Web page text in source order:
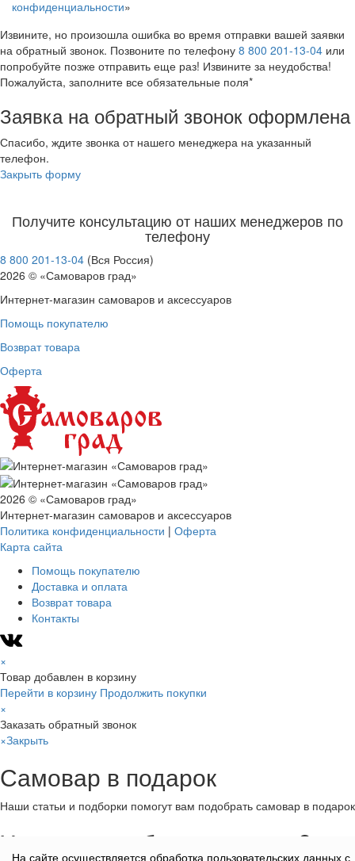
конфиденциальности»
Извините, но произошла ошибка во время отправки вашей заявки
на обратный звонок. Позвоните по телефону 8 800 201-13-04 или
попробуйте позже отправить еще раз! Извините за неудобства!
Пожалуйста, заполните все обязательные поля*
Заявка на обратный звонок оформлена
Спасибо, ждите звонка от нашего менеджера на указанный
телефон.
Закрыть форму
Получите консультацию от наших менеджеров по
телефону
8 800 201-13-04 (Вся Россия)
2026 © «Самоваров град»
Интернет-магазин самоваров и аксессуаров
Помощь покупателю
Возврат товара
Оферта
2026 © «Самоваров град»
Интернет-магазин самоваров и аксессуаров
Политика конфиденциальности | Оферта
Карта сайта
Помощь покупателю
Доставка и оплата
Возврат товара
Контакты
×
Товар добавлен в корзину
Перейти в корзину Продолжить покупки
×
Заказать обратный звонок
×Закрыть
Самовар в подарок
Наши статьи и подборки помогут вам подобрать самовар в подарок
Хотите все обсудить сразу?
На сайте осуществляется обработка пользовательских данных с